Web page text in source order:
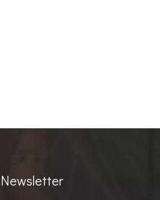
Newsletter